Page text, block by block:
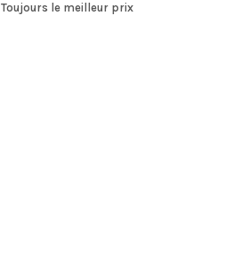
Toujours le meilleur prix